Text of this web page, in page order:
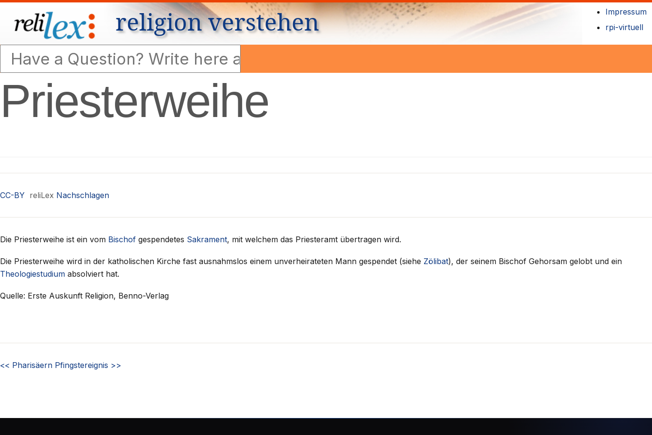
religion verstehen
Impressum
rpi-virtuell
Priesterweihe
CC-BY reliLex Nachschlagen
Die Priesterweihe ist ein vom Bischof gespendetes Sakrament, mit welchem das Priesteramt übertragen wird.
Die Priesterweihe wird in der katholischen Kirche fast ausnahmslos einem unverheirateten Mann gespendet (siehe Zölibat), der seinem Bischof Gehorsam gelobt und ein
Theologiestudium absolviert hat.
Quelle: Erste Auskunft Religion, Benno-Verlag
<< Pharisäern Pfingstereignis >>